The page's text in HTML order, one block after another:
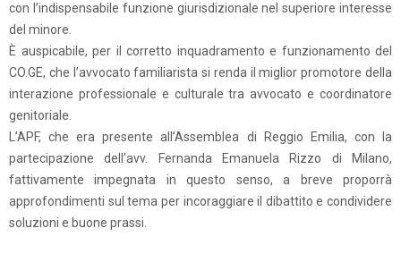
con l’indispensabile funzione giurisdizionale nel superiore interesse
del minore.
È auspicabile, per il corretto inquadramento e funzionamento del
CO.GE, che l’avvocato familiarista si renda il miglior promotore della
interazione professionale e culturale tra avvocato e coordinatore
genitoriale.
L’APF, che era presente all’Assemblea di Reggio Emilia, con la
partecipazione dell’avv. Fernanda Emanuela Rizzo di Milano,
fattivamente impegnata in questo senso, a breve proporrà
approfondimenti sul tema per incoraggiare il dibattito e condividere
soluzioni e buone prassi.